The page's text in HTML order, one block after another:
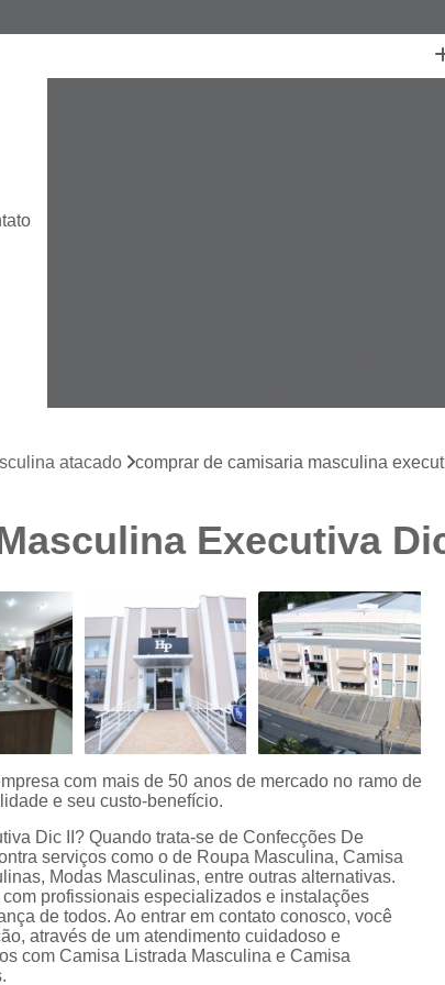
Camisa Masculina
Camisa Masculina
Camisa Branca Plus Size
Camisa Jeans
Camisa Social Branca Plus Size
Camisa Social Plus Size
Camisa Xadrez Masculina Plus Size
Camisa Masculina Manga Curta Slim Fit
Camisa Social Masculina Slim Fit
Camisa
Camisa Social Slim Fit Masculina
Camisa
Camisa Branca Slim Masculina
Camisa Jeans Slim Masculina
Camisa Masculina Slim Fit Manga
atacado comprar de camisaria masculina
Executiva
com mais de 50 anos de mercado no ramo de
e seu custo-benefício.
Dic II? Quando trata-se de Confecções De
serviços como o de Roupa Masculina, Camisa
Modas Masculinas, entre outras alternativas.
profissionais especializados e instalações
de todos. Ao entrar em contato conosco, você
através de um atendimento cuidadoso e
com Camisa Listrada Masculina e Camisa